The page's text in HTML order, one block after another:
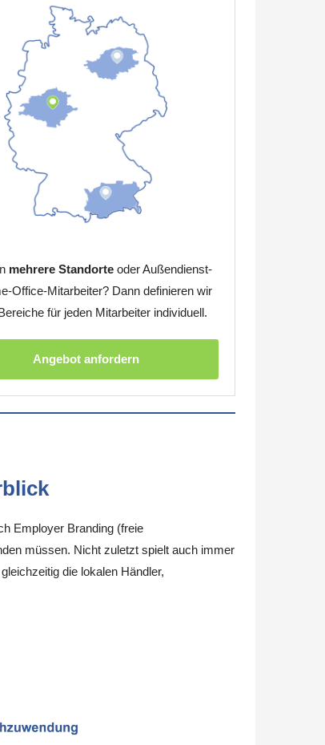
mehrere Standorteoder Außendienst-
Office-Mitarbeiter? Dann definieren wir
für jeden Mitarbeiter individuell.
Angebot anfordern
Employer Branding (freie
müssen. Nicht zuletzt spielt auch immer
die lokalen Händler,